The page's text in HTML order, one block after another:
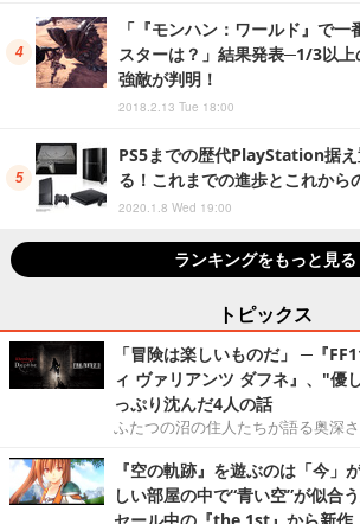
「『モンハン：ワールド』で
スターは？」結果発表─1/3以上
強敵が判明！
2018.2.13 Tue 18:00
PS5までの歴代PlayStation据
る！これまでの進歩とこれから
2020.1.8 Wed 19:00
ランキングをもっと見る
トピックス
「冒険は楽しいものだ」 ─『
ィ ヴァリアンツ ダフネ』、"優
っぷり沈んだ4人の話
ふたつの沼の住人たちが語る奥深さ
『空の軌跡』を遊ぶのは「今」
しい部屋の中で“青い空”が似合